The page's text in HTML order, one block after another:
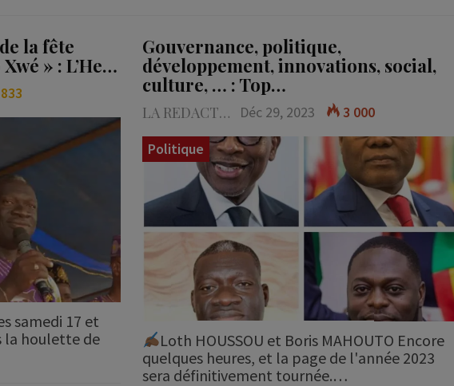
la fête
» : L’He…
833
samedi 17 et
la houlette de
Gouvernance, politique,
développement, innovations, social,
culture, … : Top…
LA REDACTION Déc 29, 2023
3 000
Politique
Loth HOUSSOU et Boris MAHOUTO Encore
quelques heures, et la page de l'année 2023
sera définitivement tournée.…